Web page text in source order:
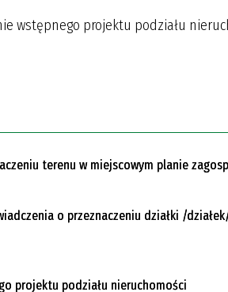
wstępnego projektu podziału
terenu w miejscowym planie
o przeznaczeniu działki /
projektu podziału nieruchomości